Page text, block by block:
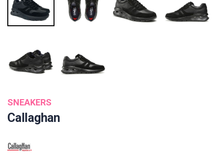
SNEAKERS
Callaghan